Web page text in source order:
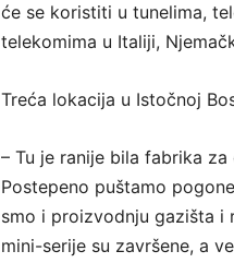
će se koristiti u tunelima,
telekomima u Italiji,
Treća lokacija u Istočnoj
– Tu je ranije bila fabrika
Postepeno puštamo
smo i proizvodnju gazišta i
mini-serije su završene, a